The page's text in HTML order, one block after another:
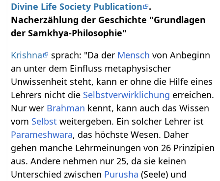
Divine Life Society Publication
.
Nacherzählung der Geschichte "Grundlagen
der Samkhya-Philosophie"
Krishna
sprach: "Da der Mensch von Anbeginn
an unter dem Einfluss metaphysischer
Unwissenheit steht, kann er ohne die Hilfe eines
Lehrers nicht die Selbstverwirklichung erreichen.
Nur wer Brahman kennt, kann auch das Wissen
vom Selbst weitergeben. Ein solcher Lehrer ist
Parameshwara, das höchste Wesen. Daher
gehen manche Lehrmeinungen von 26 Prinzipien
aus. Andere nehmen nur 25, da sie keinen
Unterschied zwischen Purusha (Seele) und